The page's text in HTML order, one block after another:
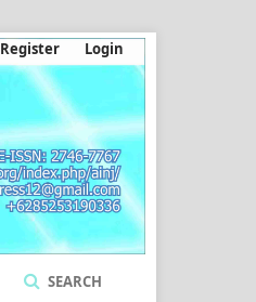
SEARCH
Register Login